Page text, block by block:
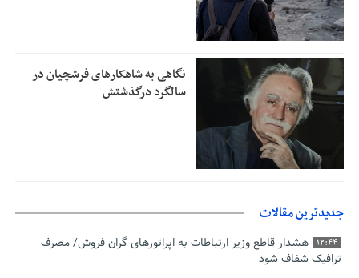
نگاهی به شاهکارهای فرشچیان در
سالگرد درگذشتش
جدیدترین مقالات
12:44
هشدار قاطع وزیر ارتباطات به اپراتورهای گران فروش/ مصرف
ترافیک شفاف شود